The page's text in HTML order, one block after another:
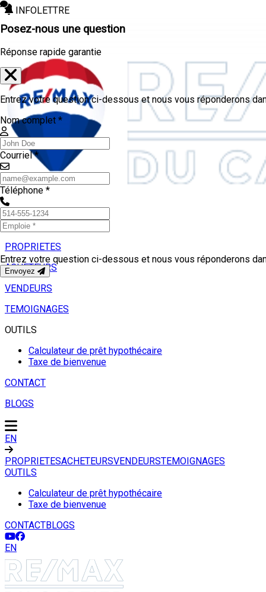
INFOLETTRE
PROPRIETES
ACHETEURS
VENDEURS
TEMOIGNAGES
OUTILS
Calculateur de prêt hypothécaire
Taxe de bienvenue
CONTACT
BLOGS
EN
PROPRIETESACHETEURSVENDEURSTEMOIGNAGES
OUTILS
Calculateur de prêt hypothécaire
Taxe de bienvenue
CONTACTBLOGS
EN
Posez-nous une question
Réponse rapide garantie
Entrez votre question ci-dessous et nous vous réponderons
Nom complet *
Courriel *
Téléphone *
Entrez votre question ci-dessous et nous vous réponderons
Envoyez